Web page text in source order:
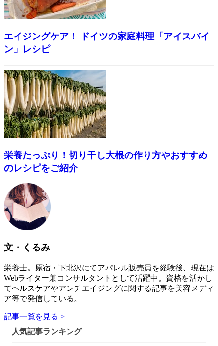
エイジングケア！ ドイツの家庭料理「アイスバイ
ン」レシピ
栄養たっぷり！切り干し大根の作り方やおすすめ
のレシピをご紹介
文・くるみ
栄養士。原宿・下北沢にてアパレル販売員を経験後、現在は
Webライター兼コンサルタントとして活躍中。資格を活かし
てヘルスケアやアンチエイジングに関する記事を美容メディ
ア等で発信している。
記事一覧を見る >
人気記事ランキング